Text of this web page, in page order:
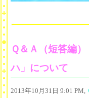
Ｑ＆Ａ（短答編
ハ」について
2013年10月31日 9:01 PM,